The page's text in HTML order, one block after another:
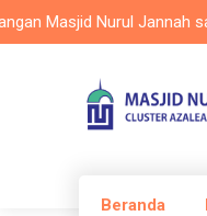
Nurul Jannah saat
Beranda